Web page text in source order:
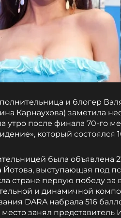
и блогер
Карнаухова) заметила
утро после финала 70-го
который состоялся
была объявлена
Йотова, выступающая под
стране первую победу за
и динамичной
DARA набрала 516
занял представитель